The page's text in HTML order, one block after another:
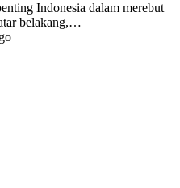
Indonesia dalam merebut
belakang,…